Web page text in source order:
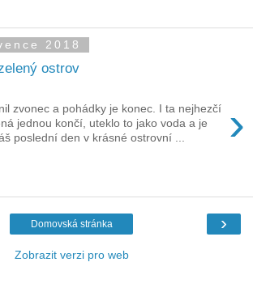
2018
ostrov
›
zvonec a pohádky je konec. I ta nejhezčí
jednou končí, uteklo to jako voda a je
poslední den v krásné ostrovní ...
›
Domovská stránka
Zobrazit verzi pro web